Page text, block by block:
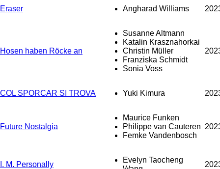
Eraser Angharad Williams
Hosen haben Röcke an
Susanne Altmann
Katalin Krasznahorkai
Christin Müller
Franziska Schmidt
Sonia Voss
COL SPORCAR SI TROVA Yuki Kimura
Future Nostalgia
Maurice Funken
Philippe van Cauteren
Femke Vandenbosch
I. M. Personally
Evelyn Taocheng